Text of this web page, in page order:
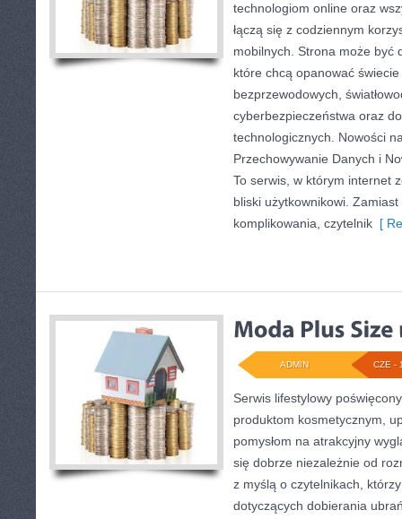
technologiom online oraz
łączą się z codziennym
mobilnych. Strona może być
które chcą opanować
bezprzewodowych,
cyberbezpieczeństwa oraz
technologicznych. Nowości
Przechowywanie Danych i
To serwis, w którym internet
bliski użytkownikowi.
komplikowania, czytelnik [
CZE -
ADMIN
Serwis lifestylowy
produktom kosmetycznym,
pomysłom na atrakcyjny
się dobrze niezależnie od
z myślą o czytelnikach,
dotyczących dobierania